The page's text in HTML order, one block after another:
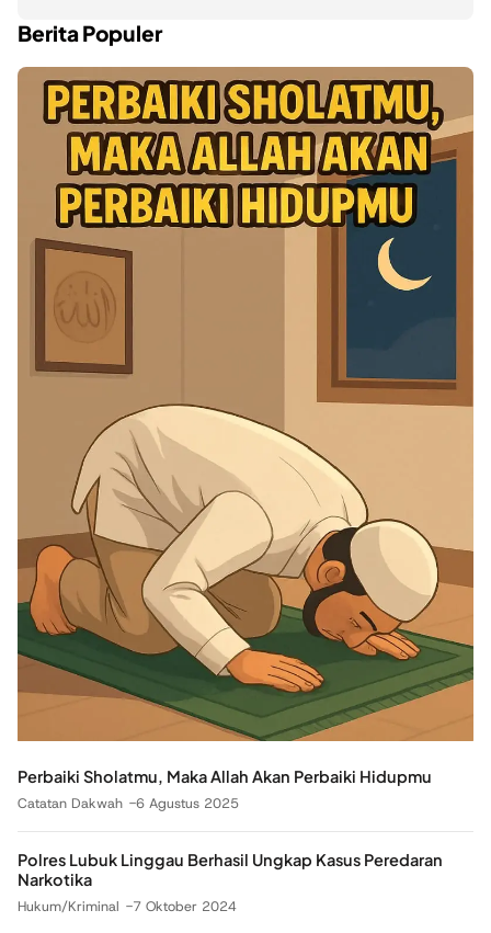
Berita Populer
Perbaiki Sholatmu, Maka Allah Akan Perbaiki Hidupmu
Catatan Dakwah 6 Agustus 2025
Polres Lubuk Linggau Berhasil Ungkap Kasus Peredaran
Narkotika
Hukum/Kriminal 7 Oktober 2024